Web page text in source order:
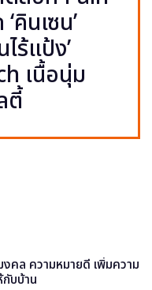
นเซน’
ไร้แป้ง’
เนื้อนุ่ม
ตี้
คล ความหมายดี เพิ่มความ
กับบ้าน